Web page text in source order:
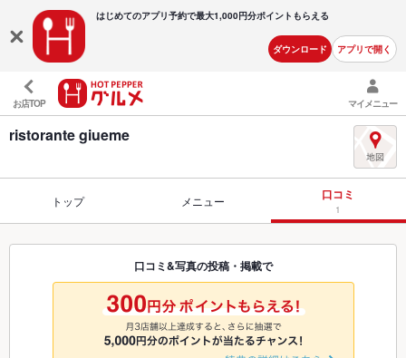
はじめてのアプリ予約で最大1,000円分ポイントもらえる
ダウンロード アプリで開く
お店TOP マイメニュー
ristorante giueme
トップ メニュー 口コミ
1
口コミ&写真の投稿・掲載で